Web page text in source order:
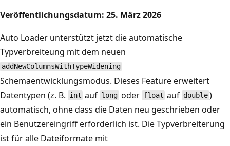
Veröffentlichungsdatum: 25. März 2026
Auto Loader unterstützt jetzt die automatische
Typverbreiteung mit dem neuen
addNewColumnsWithTypeWidening
Schemaentwicklungsmodus. Dieses Feature erweitert
Datentypen (z. B. int auf longoder float auf double)
automatisch, ohne dass die Daten neu geschrieben oder
ein Benutzereingriff erforderlich ist. Die Typverbreiterung
ist für alle Dateiformate mit